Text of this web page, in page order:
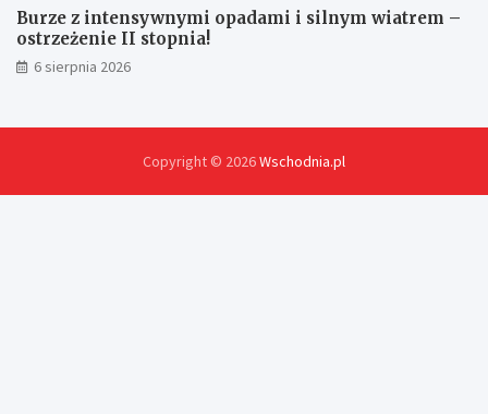
Burze z intensywnymi opadami i silnym wiatrem –
ostrzeżenie II stopnia!
6 sierpnia 2026
Copyright © 2026Wschodnia.pl